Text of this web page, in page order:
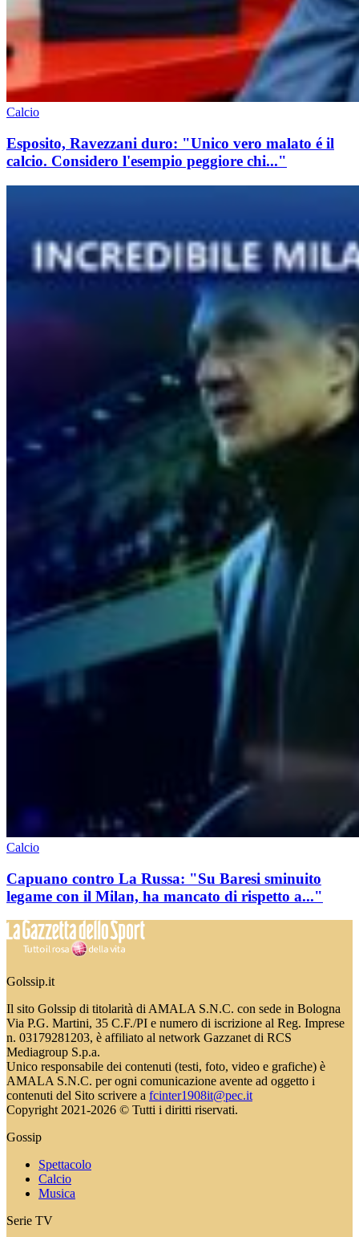
Calcio
Esposito, Ravezzani duro: "Unico vero malato é il
calcio. Considero l'esempio peggiore chi..."
Calcio
Capuano contro La Russa: "Su Baresi sminuito
legame con il Milan, ha mancato di rispetto a..."
Golssip.it
Il sito Golssip di titolarità di AMALA S.N.C. con sede in Bologna
Via P.G. Martini, 35 C.F./PI e numero di iscrizione al Reg. Imprese
n. 03179281203, è affiliato al network Gazzanet di RCS
Mediagroup S.p.a.
Unico responsabile dei contenuti (testi, foto, video e grafiche) è
AMALA S.N.C. per ogni comunicazione avente ad oggetto i
contenuti del Sito scrivere a fcinter1908it@pec.it
Copyright 2021-2026 © Tutti i diritti riservati.
Gossip
Spettacolo
Calcio
Musica
Serie TV